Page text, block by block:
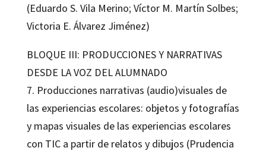
(Eduardo S. Vila Merino; Víctor M. Martín Solbes;
Victoria E. Álvarez Jiménez)
BLOQUE III: PRODUCCIONES Y NARRATIVAS
DESDE LA VOZ DEL ALUMNADO
7. Producciones narrativas (audio)visuales de
las experiencias escolares: objetos y fotografías
y mapas visuales de las experiencias escolares
con TIC a partir de relatos y dibujos (Prudencia